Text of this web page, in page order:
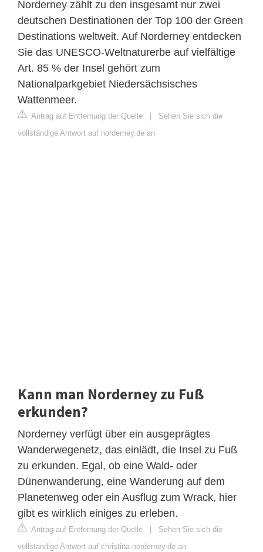
Norderney zählt zu den insgesamt nur zwei
deutschen Destinationen der Top 100 der Green
Destinations weltweit. Auf Norderney entdecken
Sie das UNESCO-Weltnaturerbe auf vielfältige
Art. 85 % der Insel gehört zum
Nationalparkgebiet Niedersächsisches
Wattenmeer.
Antrag auf Entfernung der Quelle
Sehen Sie sich die
vollständige Antwort auf norderney.de an
Kann man Norderney zu Fuß
erkunden?
Norderney verfügt über ein ausgeprägtes
Wanderwegenetz, das einlädt, die Insel zu Fuß
zu erkunden. Egal, ob eine Wald- oder
Dünenwanderung, eine Wanderung auf dem
Planetenweg oder ein Ausflug zum Wrack, hier
gibt es wirklich einiges zu erleben.
Antrag auf Entfernung der Quelle
Sehen Sie sich die
vollständige Antwort auf christina-norderney.de an